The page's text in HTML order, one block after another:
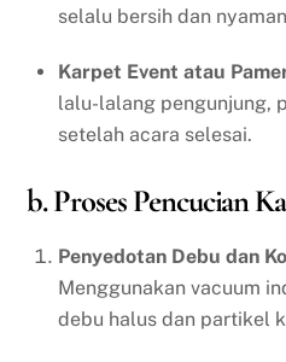
selalu bersih dan
Karpet Event atau
lalu-lalang pengunjung,
setelah acara selesai.
b. Proses Pencucian
Penyedotan Debu dan
Menggunakan vacuum
debu halus dan partikel